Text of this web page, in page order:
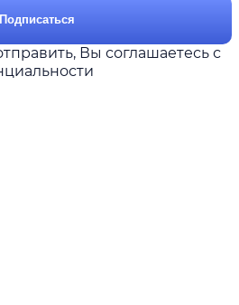
Подписаться
Вы соглашаетесь с